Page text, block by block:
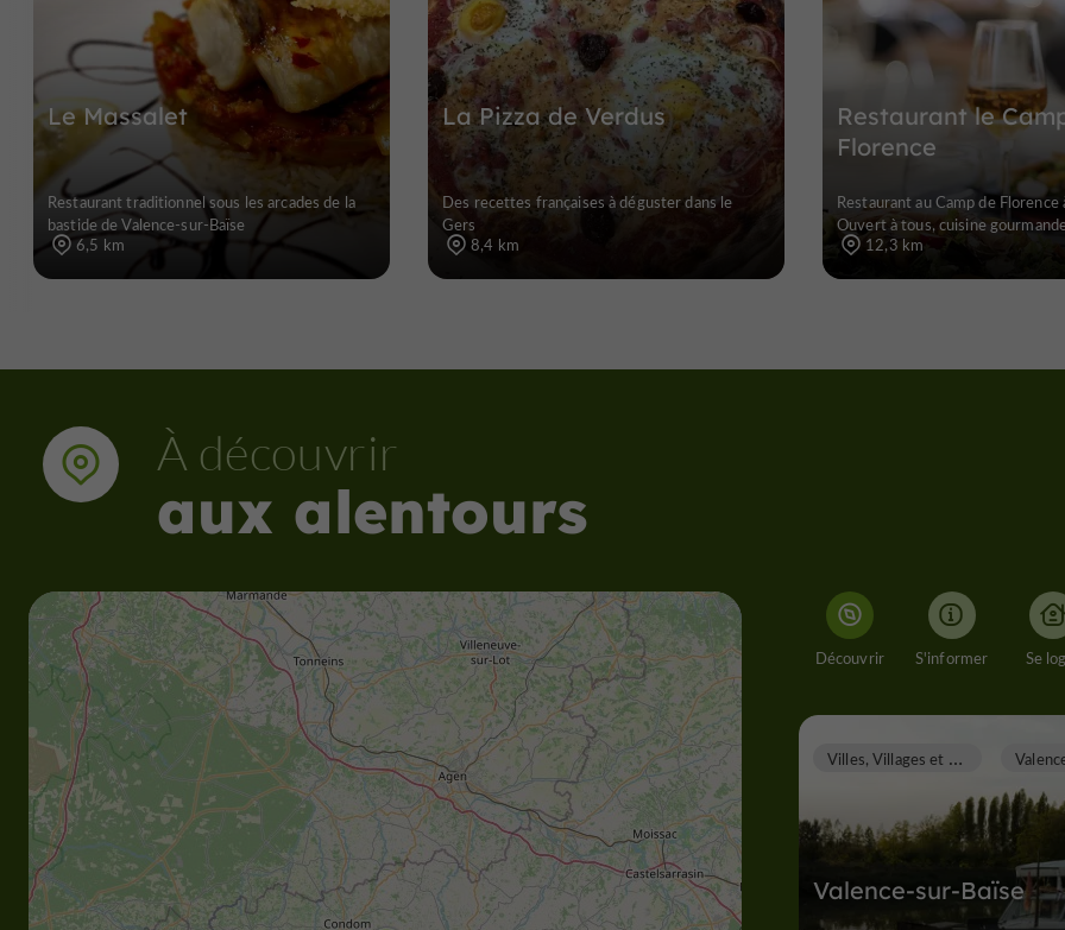
Le Massalet
Restaurant traditionnel sous les arcades de la
bastide de Valence-sur-Baïse
6,5 km
La Pizza de Verdus
Des recettes françaises à déguster dans le
Gers
8,4 km
Restaurant le
Florence
Restaurant au Camp de Florence
Ouvert à tous, cuisine gourmande
12,3 km
À découvrir
aux alentours
Découvrir S'informer Se
Valence-sur-Baïse
V
illes, Villages et Bastides